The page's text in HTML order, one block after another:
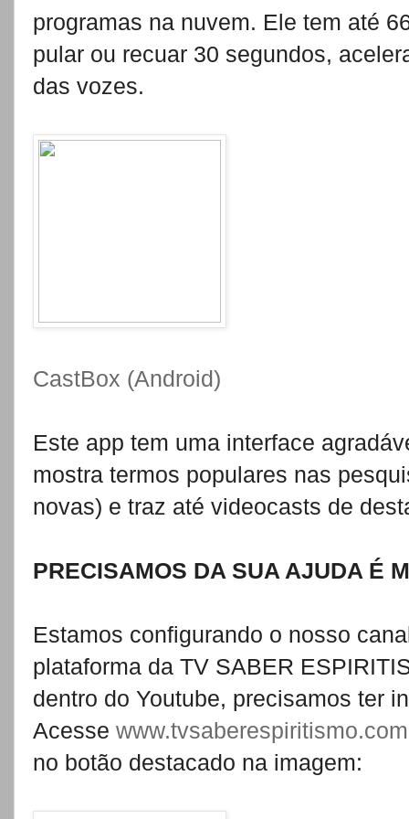
programas na nuvem. Ele tem até
pular ou recuar 30 segundos,
das vozes.
CastBox (Android)
Este app tem uma interface
mostra termos populares nas
novas) e traz até videocasts de
PRECISAMOS DA SUA AJUDA É
Estamos configurando o nosso
plataforma da TV SABER
dentro do Youtube, precisamos ter
Acesse www.tvsaberespiritismo.com
no botão destacado na imagem: